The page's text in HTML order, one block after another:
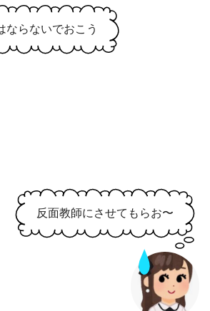
ならないでおこう
反面教師にさせてもらお〜